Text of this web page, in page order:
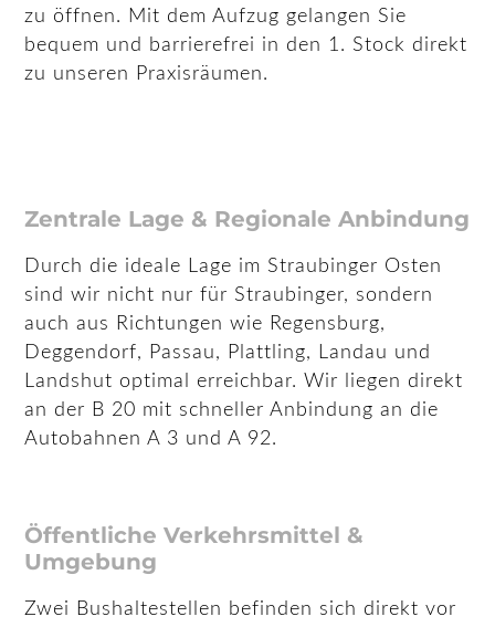
zu öffnen. Mit dem Aufzug gelangen Sie
bequem und barrierefrei in den 1. Stock direkt
zu unseren Praxisräumen.
Zentrale Lage & Regionale Anbindung
Durch die ideale Lage im Straubinger Osten
sind wir nicht nur für Straubinger, sondern
auch aus Richtungen wie Regensburg,
Deggendorf, Passau, Plattling, Landau und
Landshut optimal erreichbar. Wir liegen direkt
an der B 20 mit schneller Anbindung an die
Autobahnen A 3 und A 92.
Öffentliche Verkehrsmittel &
Umgebung
Zwei Bushaltestellen befinden sich direkt vor